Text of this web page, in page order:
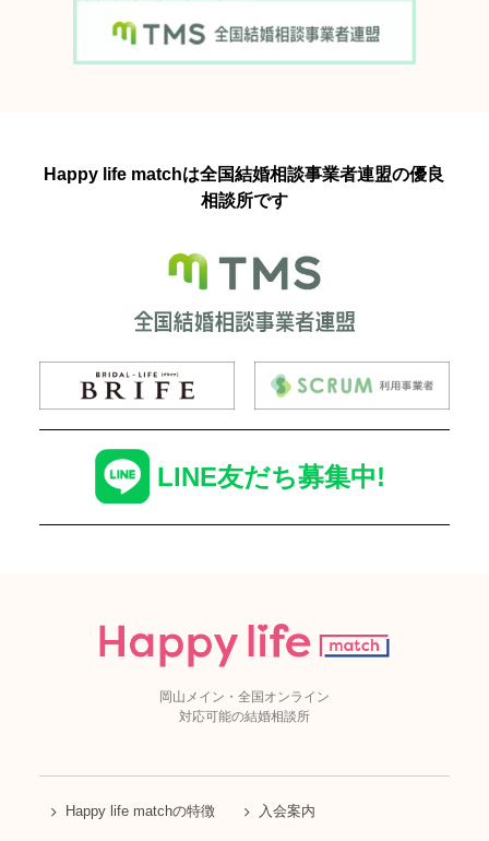
Happy life matchは全国結婚相談事業者連盟の優良
相談所です
LINE友だち募集中!
岡山メイン・全国オンライン
対応可能の結婚相談所
Happy life matchの特徴 入会案内